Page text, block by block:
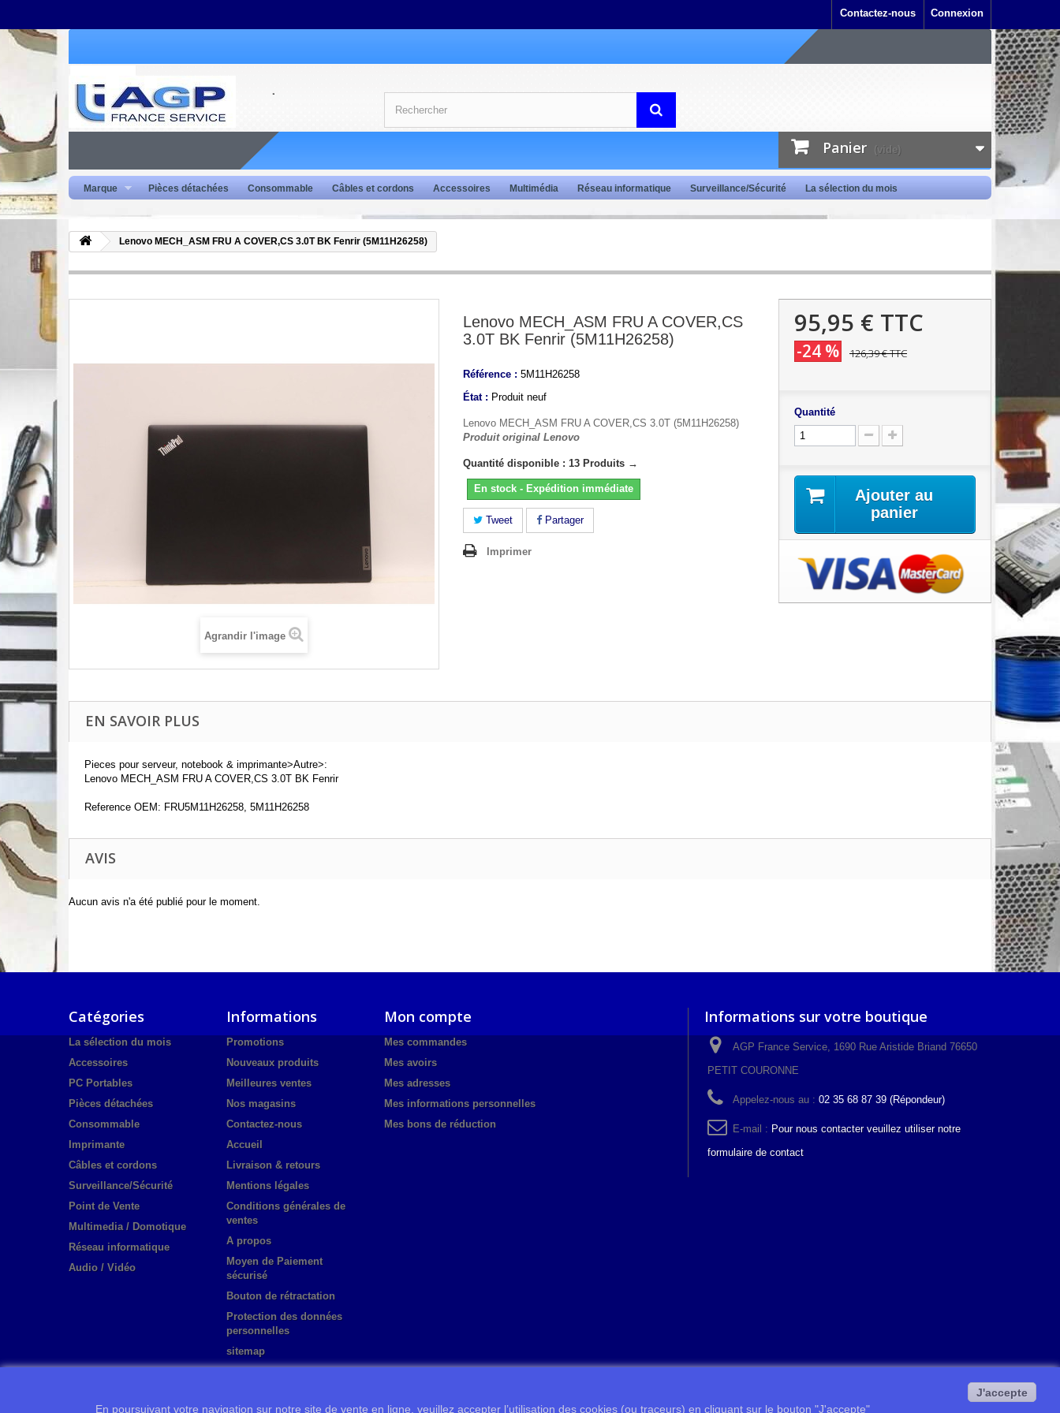
Connexion
Contactez-nous
Panier (vide)
Marque Pièces détachées Consommable Câbles et cordons Accessoires Multimédia Réseau informatique Surveillance/Sécurité La sélection du mois
Lenovo MECH_ASM FRU A COVER,CS 3.0T BK Fenrir (5M11H26258)
Agrandir l'image
Lenovo MECH_ASM FRU A COVER,CS
3.0T BK Fenrir (5M11H26258)
Référence : 5M11H26258
État : Produit neuf
Lenovo MECH_ASM FRU A COVER,CS 3.0T (5M11H26258)
Produit original Lenovo
Quantité disponible : 13 Produits →
En stock - Expédition immédiate
Tweet Partager
Imprimer
95,95 € TTC
-24 % 126,39 €TTC
Quantité
Ajouter au
panier
EN SAVOIR PLUS
Pieces pour serveur, notebook & imprimante>Autre>:
Lenovo MECH_ASM FRU A COVER,CS 3.0T BK Fenrir
Reference OEM: FRU5M11H26258, 5M11H26258
AVIS
Aucun avis n'a été publié pour le moment.
Catégories
La sélection du mois
Accessoires
PC Portables
Pièces détachées
Consommable
Imprimante
Câbles et cordons
Surveillance/Sécurité
Point de Vente
Multimedia / Domotique
Réseau informatique
Audio / Vidéo
Informations
Promotions
Nouveaux produits
Meilleures ventes
Nos magasins
Contactez-nous
Accueil
Livraison & retours
Mentions légales
Conditions générales de
ventes
A propos
Moyen de Paiement
sécurisé
Bouton de rétractation
Protection des données
personnelles
sitemap
Mon compte
Mes commandes
Mes avoirs
Mes adresses
Mes informations personnelles
Mes bons de réduction
Informations sur votre boutique
AGP France Service, 1690 Rue Aristide Briand 76650
PETIT COURONNE
Appelez-nous au : 02 35 68 87 39 (Répondeur)
E-mail : Pour nous contacter veuillez utiliser notre
formulaire de contact
En poursuivant votre navigation sur notre site de vente en ligne, veuillez accepter l’utilisation des cookies (ou traceurs) en cliquant sur le bouton "J'accepte"
J'accepte